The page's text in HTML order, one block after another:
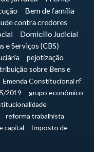
Bem de família
contra credores
Domicílio Judicial
e Serviços (CBS)
pejotização
sobre Bens e
Emenda Constitucional nº
2019
grupo econômico
reforma trabalhista
capital
Imposto de